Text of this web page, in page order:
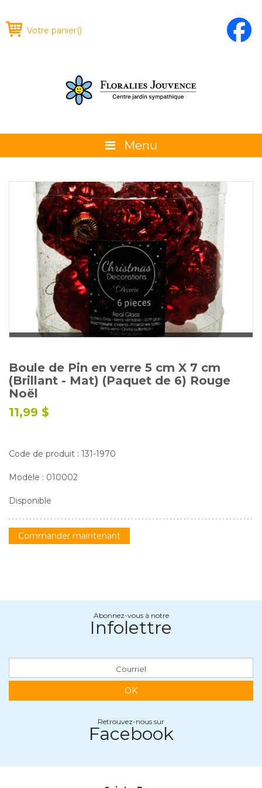
Votre panier()
Menu
La boutique
Promotions et évènements
Conseils
Glossaire
Calendrier horticole
Emplois
Service à la clientèle
Nous joindre
Boule de Pin en verre 5 cm X 7 cm
(Brillant - Mat) (Paquet de 6) Rouge
Noël
11,99 $
Code de produit : 131-1970
Modèle : 010002
Disponible
Commander maintenant
Abonnez-vous à notre
Infolettre
OK
Retrouvez-nous sur
Facebook